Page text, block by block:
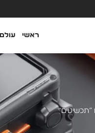
ראשי
“תכשיטים”